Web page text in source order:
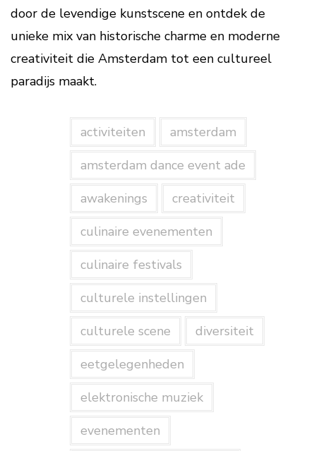
door de levendige kunstscene en ontdek de
unieke mix van historische charme en moderne
creativiteit die Amsterdam tot een cultureel
paradijs maakt.
activiteiten
amsterdam
amsterdam dance event ade
awakenings
creativiteit
culinaire evenementen
culinaire festivals
culturele instellingen
culturele scene
diversiteit
eetgelegenheden
elektronische muziek
evenementen